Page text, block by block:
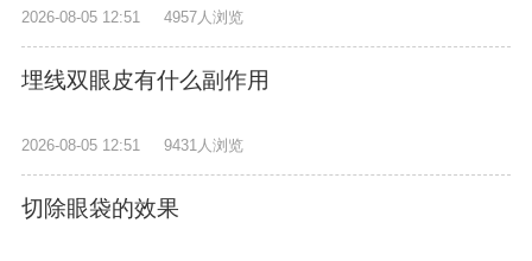
2026-08-05 12:51 4957人浏览
埋线双眼皮有什么副作用
2026-08-05 12:51 9431人浏览
切除眼袋的效果